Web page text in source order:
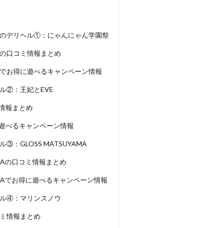
デリヘル①：にゃんにゃん学園祭
口コミ情報まとめ
お得に遊べるキャンペーン情報
②：王妃とEVE
報まとめ
べるキャンペーン情報
③：GLOSS MATSUYAMA
の口コミ情報まとめ
でお得に遊べるキャンペーン情報
④：マリンスノウ
情報まとめ